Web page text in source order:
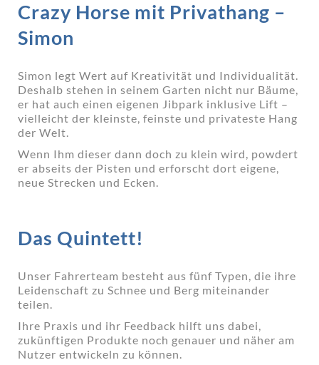
Crazy Horse mit Privathang –
Simon
Simon legt Wert auf Kreativität und Individualität.
Deshalb stehen in seinem Garten nicht nur Bäume,
er hat auch einen eigenen Jibpark inklusive Lift –
vielleicht der kleinste, feinste und privateste Hang
der Welt.
Wenn Ihm dieser dann doch zu klein wird, powdert
er abseits der Pisten und erforscht dort eigene,
neue Strecken und Ecken.
Das Quintett!
Unser Fahrerteam besteht aus fünf Typen, die ihre
Leidenschaft zu Schnee und Berg miteinander
teilen.
Ihre Praxis und ihr Feedback hilft uns dabei,
zukünftigen Produkte noch genauer und näher am
Nutzer entwickeln zu können.